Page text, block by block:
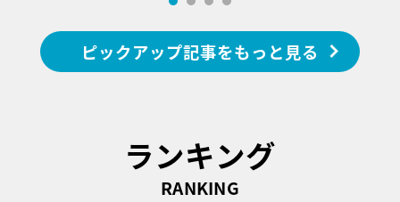
ピックアップ記事をもっと見る
ランキング
RANKING